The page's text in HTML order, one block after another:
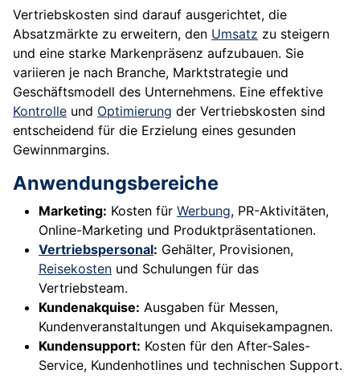
Vertriebskosten sind darauf ausgerichtet, die
Absatzmärkte zu erweitern, den Umsatz zu steigern
und eine starke Markenpräsenz aufzubauen. Sie
variieren je nach Branche, Marktstrategie und
Geschäftsmodell des Unternehmens. Eine effektive
Kontrolle und Optimierung der Vertriebskosten sind
entscheidend für die Erzielung eines gesunden
Gewinnmargins.
Anwendungsbereiche
Marketing: Kosten für Werbung, PR-Aktivitäten,
Online-Marketing und Produktpräsentationen.
Vertriebspersonal: Gehälter, Provisionen,
Reisekosten und Schulungen für das
Vertriebsteam.
Kundenakquise: Ausgaben für Messen,
Kundenveranstaltungen und Akquisekampagnen.
Kundensupport: Kosten für den After-Sales-
Service, Kundenhotlines und technischen Support.